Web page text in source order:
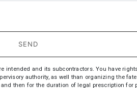
SEND
intended and its subcontractors. You have
authority, as well than organizing the
then for the duration of legal prescription